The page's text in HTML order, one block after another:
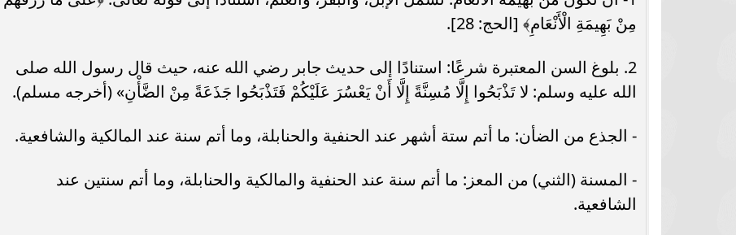
مِنْ بَهِيمَةِ الْأَنْعَامِ﴾ [الحج: 28].
2. بلوغ السن المعتبرة شرعًا: استنادًا إلى حديث جابر رضي الله عنه، حيث قال رسول الله صلى
الله عليه وسلم: لا تَذْبَحُوا إِلَّا مُسِنَّةً إِلَّا أَنْ يَعْسُرَ عَلَيْكُمْ فَتَذْبَحُوا جَذَعَةً مِنْ الضَّأْنِ» (أخرجه مسلم).
- الجذع من الضأن: ما أتم ستة أشهر عند الحنفية والحنابلة، وما أتم سنة عند المالكية والشافعية.
- المسنة (الثني) من المعز: ما أتم سنة عند الحنفية والمالكية والحنابلة، وما أتم سنتين عند
الشافعية.